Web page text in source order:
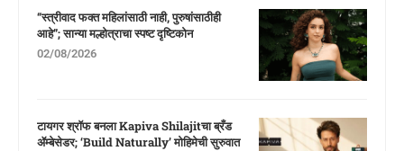
“स्त्रीवाद फक्त महिलांसाठी नाही, पुरुषांसाठीही
आहे”; सान्या मल्होत्राचा स्पष्ट दृष्टिकोन
02/08/2026
टायगर श्रॉफ बनला Kapiva Shilajitचा ब्रँड
ॲम्बेसेडर; ‘Build Naturally’ मोहिमेची सुरुवात